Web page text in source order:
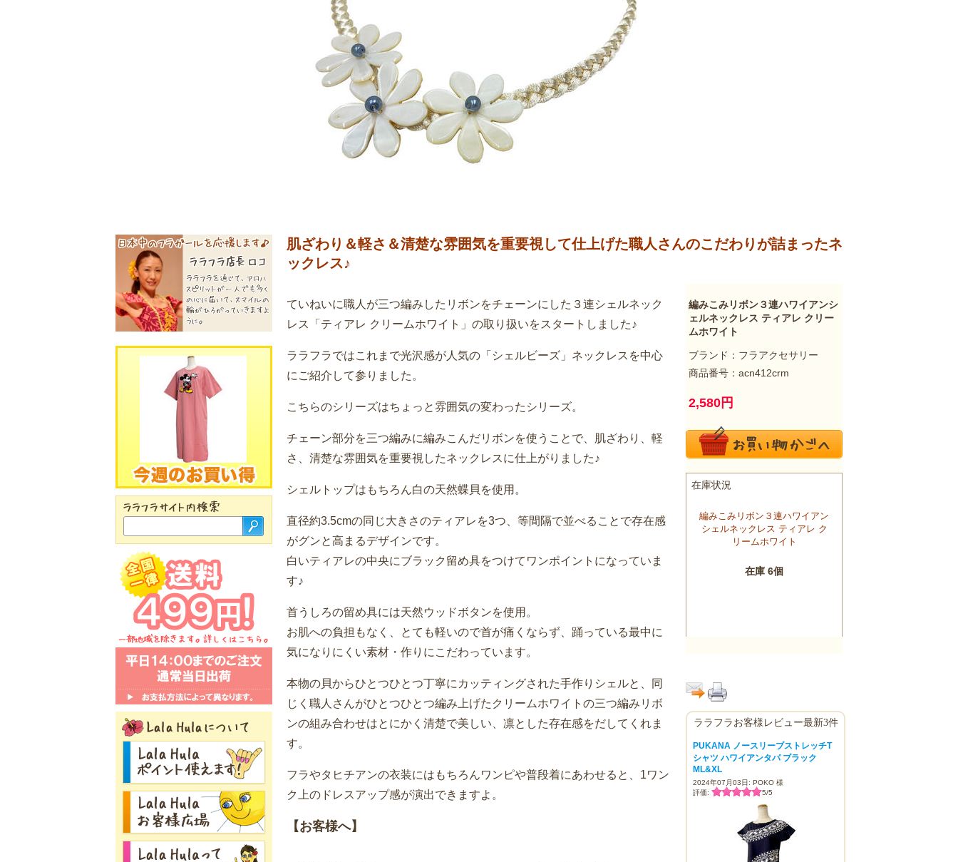
肌ざわり＆軽さ＆清楚な雰囲気を重要視して仕上げた職人さんのこだわりが詰まったネ
ックレス♪
ていねいに職人が三つ編みしたリボンをチェーンにした３連シェルネック
レス「ティアレ クリームホワイト」の取り扱いをスタートしました♪
ララフラではこれまで光沢感が人気の「シェルビーズ」ネックレスを中心
にご紹介して参りました。
こちらのシリーズはちょっと雰囲気の変わったシリーズ。
チェーン部分を三つ編みに編みこんだリボンを使うことで、肌ざわり、軽
さ、清楚な雰囲気を重要視したネックレスに仕上がりました♪
シェルトップはもちろん白の天然蝶貝を使用。
直径約3.5cmの同じ大きさのティアレを3つ、等間隔で並べることで存在感
がグンと高まるデザインです。
白いティアレの中央にブラック留め具をつけてワンポイントになっていま
す♪
首うしろの留め具には天然ウッドボタンを使用。
お肌への負担もなく、とても軽いので首が痛くならず、踊っている最中に
気になりにくい素材・作りにこだわっています。
本物の貝からひとつひとつ丁寧にカッティングされた手作りシェルと、同
じく職人さんがひとつひとつ編み上げたクリームホワイトの三つ編みリボ
ンの組み合わせはとにかく清楚で美しい、凛とした存在感をだしてくれま
す。
フラやタヒチアンの衣装にはもちろんワンピや普段着にあわせると、1ワン
ク上のドレスアップ感が演出できますよ。
【お客様へ】
編みこみリボン３連ハワイアンシ
ェルネックレス ティアレ クリー
ムホワイト
ブランド：フラアクセサリー
商品番号：acn412crm
2,580円
ララフラお客様レビュー最新3件
PUKANA ノースリーブストレッチT
シャツ ハワイアンタパ ブラック
ML&XL
2024年07月03日: POKO 様
評価:
5/5